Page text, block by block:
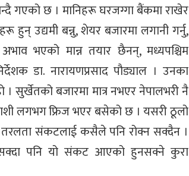
गएको छ । मानिहरू घरजग्गा बैंकमा राखेर
उद्यमी बन्नु, शेयर बजारमा लगानी गर्नु,
भएको मान्न तयार छैनन्, मध्यपश्चिम
डा. नारायणप्रसाद पौड्याल । उनका
सुर्खेतको बजारमा मात्र नभएर नेपालभरी नै
लगभग फ्रिज भएर बसेको छ । यसरी ठूलो
तरलता संकटलाई कसैले पनि रोक्न सक्दैन ।
पनि यो संकट आएको हुनसक्ने कुरा